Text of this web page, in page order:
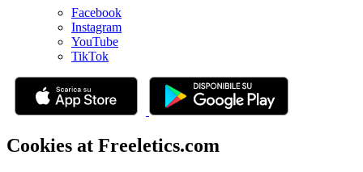
Facebook
Instagram
YouTube
TikTok
Cookies at Freeletics.com